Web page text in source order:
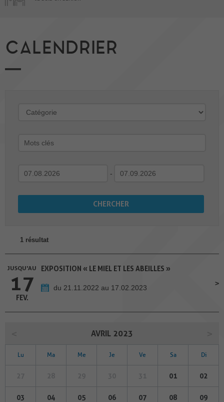
CALENDRIER
-
1 résultat
JUSQU'AU
17
FEV.
EXPOSITION « LE MIEL ET LES ABEILLES »
du 21.11.2022 au 17.02.2023
AVRIL 2023
Lu Ma Me Je Ve Sa Di
01 02
03 04 05 06 07 08 09